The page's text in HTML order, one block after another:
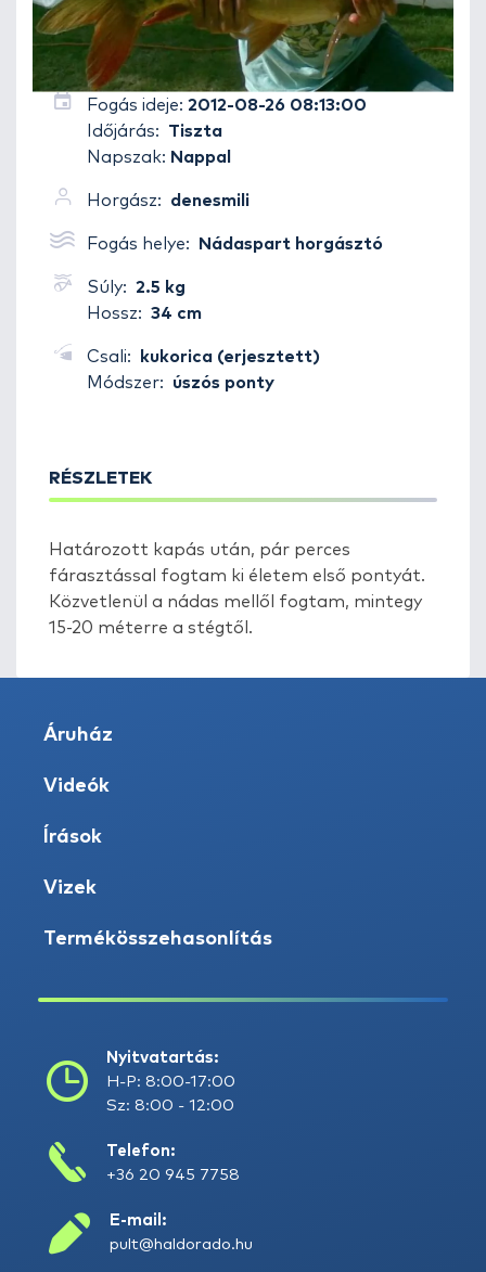
Fogás ideje: 2012-08-26 08:13:00
Időjárás:
Tiszta
Napszak: Nappal
Horgász: denesmili
Fogás helye: Nádaspart horgásztó
Súly: 2.5 kg
Hossz: 34 cm
Csali:
kukorica (erjesztett)
Módszer:
úszós ponty
RÉSZLETEK
Határozott kapás után, pár perces
fárasztással fogtam ki életem első pontyát.
Közvetlenül a nádas mellől fogtam, mintegy
15-20 méterre a stégtől.
Áruház
Videók
Írások
Vizek
Termékösszehasonlítás
Nyitvatartás:
H-P: 8:00-17:00
Sz: 8:00 - 12:00
Telefon:
+36 20 945 7758
E-mail:
pult@haldorado.hu